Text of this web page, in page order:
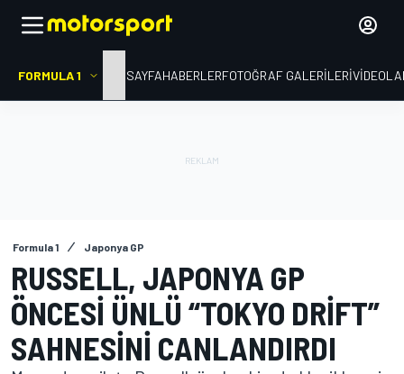
FORMULA 1 ANA SAYFAHABERLERFOTOĞRAF GALERILERI
Formula 1 Japonya GP
RUSSELL, JAPONYA GP
ÖNCESI ÜNLÜ “TOKYO DRIFT”
SAHNESINI CANLANDIRDI